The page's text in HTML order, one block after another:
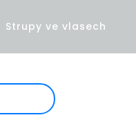
Strupy ve vlasech